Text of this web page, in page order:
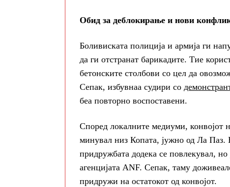
Обид за деблокирање и нови
Боливиската полиција и армија ги
да ги отстранат барикадите. Тие
бетонските столбови со цел да
Сепак, избувнаа судири со
беа повторно воспоставени.
Според локалните медиуми, конвојот
минувал низ Копата, јужно од Ла Паз.
придружбата додека се повлекувал,
агенцијата ANF. Сепак, таму
придружи на остатокот од конвојот.